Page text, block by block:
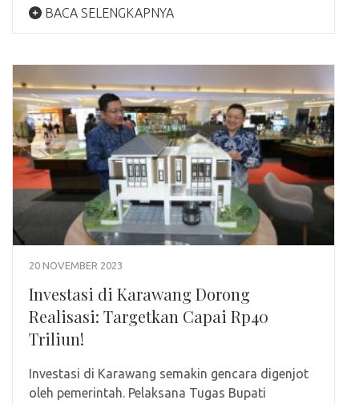
BACA SELENGKAPNYA
20 NOVEMBER 2023
Investasi di Karawang Dorong
Realisasi: Targetkan Capai Rp40
Triliun!
Investasi di Karawang semakin gencara digenjot
oleh pemerintah. Pelaksana Tugas Bupati